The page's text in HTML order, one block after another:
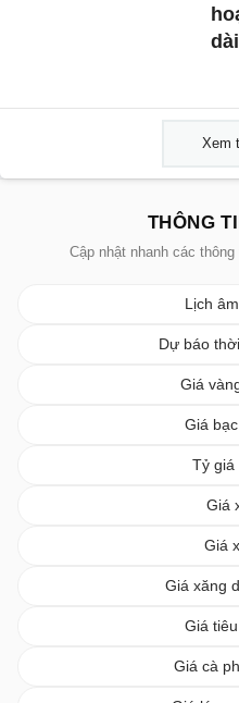
Xem
THÔNG
Cập nhật nhanh các
Lịch
Dự báo
Giá
Giá
Tỷ giá
Giá
Giá
Giá xăng
Giá
Giá cà